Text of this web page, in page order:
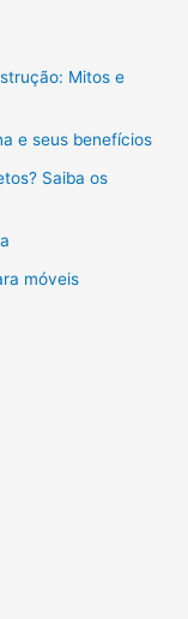
Mitos e
e seus benefícios
Saiba os
móveis